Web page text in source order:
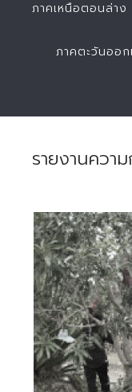
ภาคเหนือตอนล่าง
ภาคตะวันออก
รายงานควา